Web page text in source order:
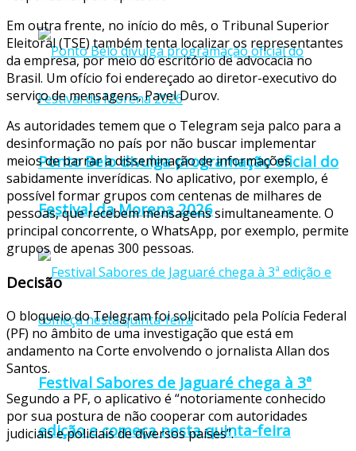
Ponto Belo divulga programação oficial do
Festival da Morena 2026
Festival Sabores de Jaguaré chega à 3ª
edição e começa nesta quinta-feira
Em outra frente, no início do mês, o Tribunal Superior
Eleitoral (TSE) também tenta localizar os representantes
da empresa, por meio do escritório de advocacia no
Brasil. Um ofício foi endereçado ao diretor-executivo do
serviço de mensagens, Pavel Durov.
As autoridades temem que o Telegram seja palco para a
desinformação no país por não buscar implementar
meios de barrar a disseminação de informações
sabidamente inverídicas. No aplicativo, por exemplo, é
possível formar grupos com centenas de milhares de
pessoas, que recebem mensagens simultaneamente. O
principal concorrente, o WhatsApp, por exemplo, permite
grupos de apenas 300 pessoas.
Decisão
O bloqueio do Telegram foi solicitado pela Polícia Federal
(PF) no âmbito de uma investigação que está em
andamento na Corte envolvendo o jornalista Allan dos
Santos.
Segundo a PF, o aplicativo é “notoriamente conhecido
por sua postura de não cooperar com autoridades
judiciais e policiais de diversos países”.